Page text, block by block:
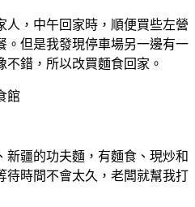
人，中午回家時，順便買些左營
。但是我發現停車場另一邊有一
錯，所以改買麵食回家。
新疆的功夫麵，有麵食、現炒和
待時間不會太久，老闆就幫我打